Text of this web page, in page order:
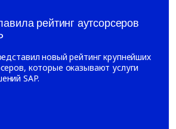
рейтинг аутсорсеров
новый рейтинг крупнейших
которые оказывают услуги
SAP.